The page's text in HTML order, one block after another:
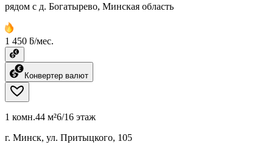
рядом с д. Богатырево, Минская область
1 450 ƃ/мес.
Конвертер валют
1 комн.44 м²6/16 этаж
г. Минск, ул. Притыцкого, 105